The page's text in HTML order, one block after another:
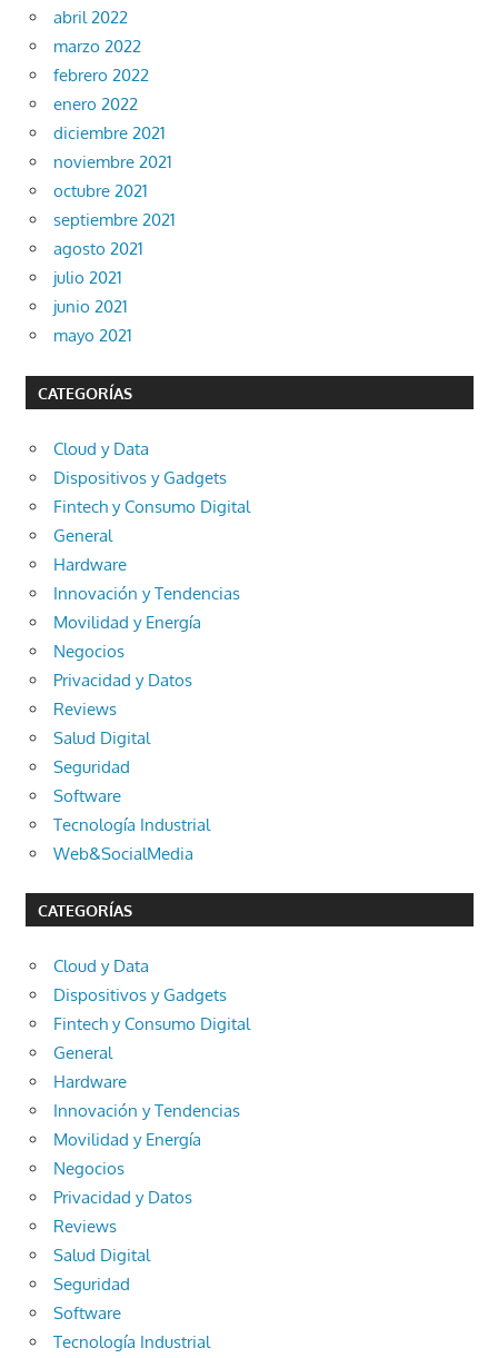
abril 2022
marzo 2022
febrero 2022
enero 2022
diciembre 2021
noviembre 2021
octubre 2021
septiembre 2021
agosto 2021
julio 2021
junio 2021
mayo 2021
CATEGORÍAS
Cloud y Data
Dispositivos y Gadgets
Fintech y Consumo Digital
General
Hardware
Innovación y Tendencias
Movilidad y Energía
Negocios
Privacidad y Datos
Reviews
Salud Digital
Seguridad
Software
Tecnología Industrial
Web&SocialMedia
CATEGORÍAS
Cloud y Data
Dispositivos y Gadgets
Fintech y Consumo Digital
General
Hardware
Innovación y Tendencias
Movilidad y Energía
Negocios
Privacidad y Datos
Reviews
Salud Digital
Seguridad
Software
Tecnología Industrial